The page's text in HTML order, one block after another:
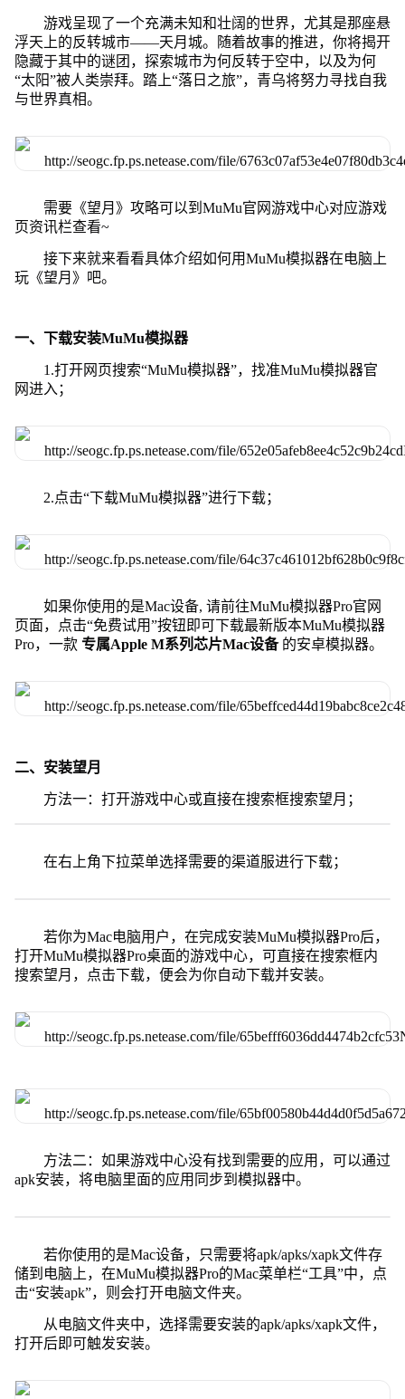
游戏呈现了一个充满未知和壮阔的世界，尤其是那座悬
浮天上的反转城市——天月城。随着故事的推进，你将揭开
隐藏于其中的谜团，探索城市为何反转于空中，以及为何
“太阳”被人类崇拜。踏上“落日之旅”，青乌将努力寻找自我
与世界真相。
需要《望月》攻略可以到MuMu官网游戏中心对应游戏
页资讯栏查看~
接下来就来看看具体介绍如何用MuMu模拟器在电脑上
玩《望月》吧。
一、下载安装MuMu模拟器
1.打开网页搜索“MuMu模拟器”，找准MuMu模拟器官
网进入；
2.点击“下载MuMu模拟器”进行下载；
如果你使用的是Mac设备, 请前往MuMu模拟器Pro官网
页面，点击“免费试用”按钮即可下载最新版本MuMu模拟器
Pro，一款 专属Apple M系列芯片Mac设备 的安卓模拟器。
二、安装望月
方法一：打开游戏中心或直接在搜索框搜索望月；
在右上角下拉菜单选择需要的渠道服进行下载；
若你为Mac电脑用户，在完成安装MuMu模拟器Pro后，
打开MuMu模拟器Pro桌面的游戏中心，可直接在搜索框内
搜索望月，点击下载，便会为你自动下载并安装。
方法二：如果游戏中心没有找到需要的应用，可以通过
apk安装，将电脑里面的应用同步到模拟器中。
若你使用的是Mac设备，只需要将apk/apks/xapk文件存
储到电脑上，在MuMu模拟器Pro的Mac菜单栏“工具”中，点
击“安装apk”，则会打开电脑文件夹。
从电脑文件夹中，选择需要安装的apk/apks/xapk文件，
打开后即可触发安装。